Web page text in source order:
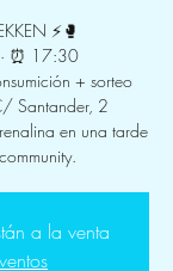
⚡🥊
⏰ 17:30
+ sorteo
Santander, 2
en una tarde
a la venta